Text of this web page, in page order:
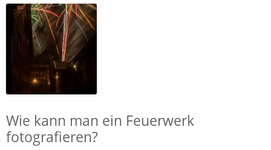
Wie kann man ein Feuerwerk
fotografieren?